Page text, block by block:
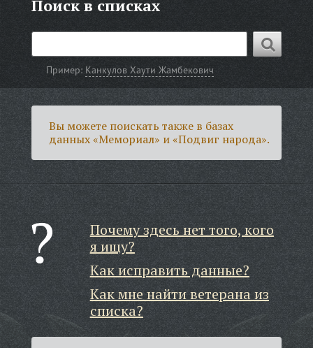
Поиск в списках
Пример: Канкулов Хаути Жамбекович
Вы можете поискать также в базах
данных «Мемориал» и «Подвиг народа».
Почему здесь нет того, кого
я ищу?
Как исправить данные?
Как мне найти ветерана из
списка?